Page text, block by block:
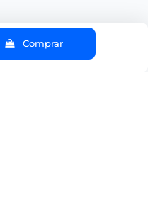
Comprar
para el producto es 10.
Aviso legal y